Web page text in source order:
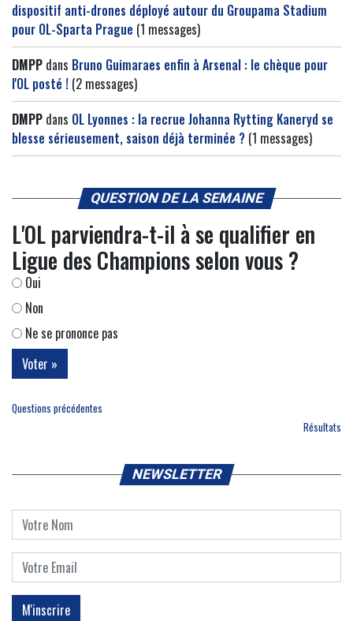
dispositif anti-drones déployé autour du Groupama Stadium
pour OL-Sparta Prague (1 messages)
DMPP dans Bruno Guimaraes enfin à Arsenal : le chèque pour
l'OL posté ! (2 messages)
DMPP dans OL Lyonnes : la recrue Johanna Rytting Kaneryd se
blesse sérieusement, saison déjà terminée ? (1 messages)
QUESTION DE LA SEMAINE
L'OL parviendra-t-il à se qualifier en
Ligue des Champions selon vous ?
Oui
Non
Ne se prononce pas
Questions précédentes
Résultats
NEWSLETTER